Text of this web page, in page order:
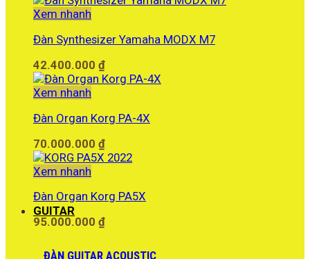
Xem nhanh
Đàn Synthesizer Yamaha MODX M7
42.400.000 ₫
Xem nhanh
Đàn Organ Korg PA-4X
70.000.000 ₫
Xem nhanh
Đàn Organ Korg PA5X
95.000.000 ₫
GUITAR
ĐÀN GUITAR ACOUSTIC